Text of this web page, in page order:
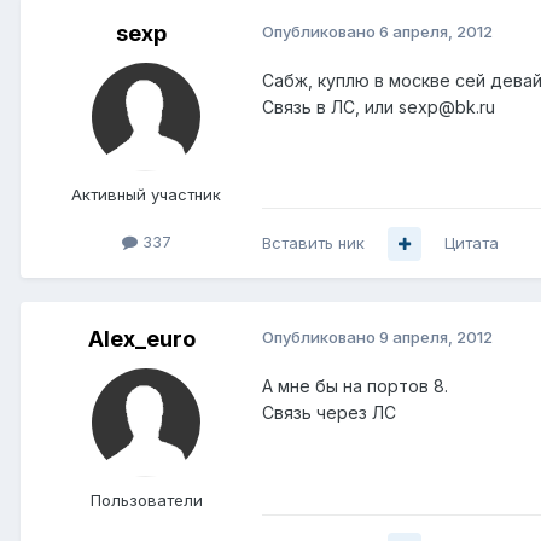
sexp
Активный участник
337
Опубликовано 6 апреля, 2012
Сабж, куплю в москве сей
Связь в ЛС, или sexp@bk.ru
Вставить ник Цитата
Alex_euro
Пользователи
Опубликовано 9 апреля, 2012
А мне бы на портов 8.
Связь через ЛС